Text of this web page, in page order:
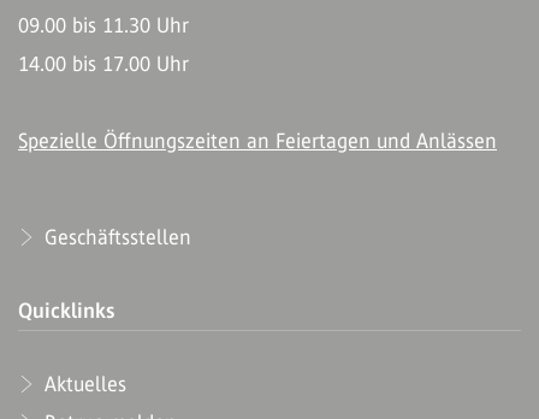
09.00 bis 11.30 Uhr
14.00 bis 17.00 Uhr
Spezielle Öffnungszeiten an Feiertagen und Anlässen
Geschäftsstellen
Quicklinks
Aktuelles